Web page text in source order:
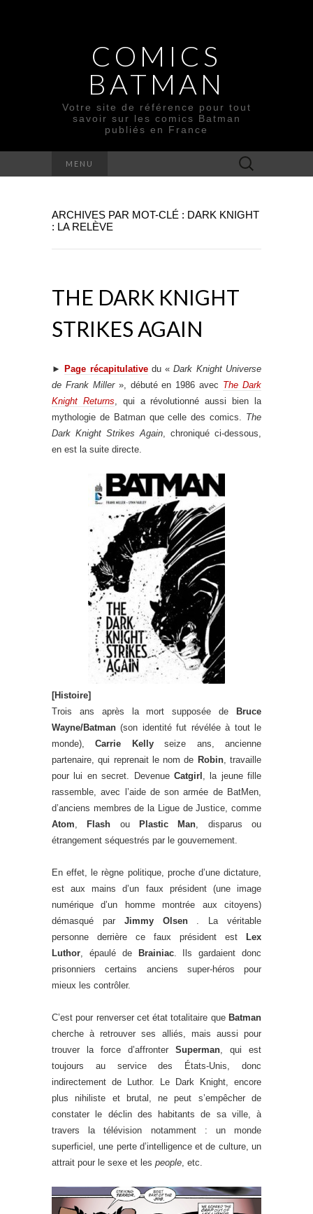
COMICS
BATMAN
Votre site de référence pour tout
savoir sur les comics Batman
publiés en France
MENU Rechercher :
ARCHIVES PAR MOT-CLÉ : DARK KNIGHT
: LA RELÈVE
THE DARK KNIGHT
STRIKES AGAIN
► Page récapitulativedu «Dark Knight Universe
de Frank Miller», débuté en 1986 avec The Dark
Knight Returns, qui a révolutionné aussi bien la
mythologie de Batman que celle des comics. The
Dark Knight Strikes Again, chroniqué ci-dessous,
en est la suite directe.
[Histoire]
Trois ans après la mort supposée de
Bruce
Wayne/Batman (son identité fut révélée à tout le
monde),Carrie Kellyseize ans, ancienne
partenaire, qui reprenait le nom de Robin, travaille
pour lui en secret. Devenue Catgirl , la jeune fille
rassemble, avec l’aide de son armée de BatMen,
d’anciens membres de la Ligue de Justice, comme
Atom, Flash ou Plastic Man, disparus ou
étrangement séquestrés par le gouvernement.
En effet, le règne politique, proche d’une dictature,
est aux mains d’un faux président (une image
numérique d’un homme montrée aux citoyens)
démasqué par Jimmy Olsen. La véritable
personne derrière ce faux président est
Lex
Luthor, épaulé de Brainiac. Ils gardaient donc
prisonniers certains anciens super-héros pour
mieux les contrôler.
C’est pour renverser cet état totalitaire que Batman
cherche à retrouver ses alliés, mais aussi pour
trouver la force d’affronter Superman, qui est
toujours au service des États-Unis, donc
indirectement de Luthor. Le Dark Knight, encore
plus nihiliste et brutal, ne peut s’empêcher de
constater le déclin des habitants de sa ville, à
travers la télévision notamment : un monde
superficiel, une perte d’intelligence et de culture, un
attrait pour le sexe et les people, etc.